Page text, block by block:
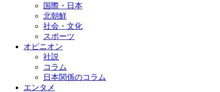
国際・日本
北朝鮮
社会・文化
スポーツ
オピニオン
社説
コラム
日本関係のコラム
エンタメ